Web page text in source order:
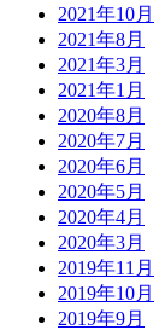
2021年10月
2021年8月
2021年3月
2021年1月
2020年8月
2020年7月
2020年6月
2020年5月
2020年4月
2020年3月
2019年11月
2019年10月
2019年9月